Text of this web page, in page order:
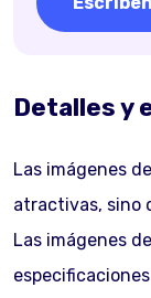
Detalles y
Las imágenes
atractivas, sino
Las imágenes